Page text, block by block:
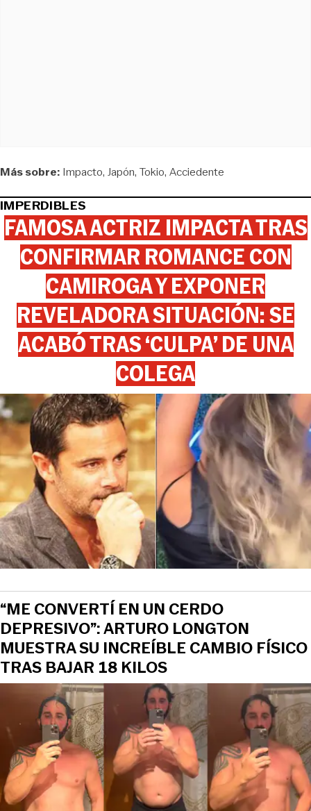
Más sobre: Impacto Japón Tokio Acciedente
IMPERDIBLES
FAMOSA ACTRIZ IMPACTA TRAS
CONFIRMAR ROMANCE CON
CAMIROGA Y EXPONER
REVELADORA SITUACIÓN: SE
ACABÓ TRAS ‘CULPA’ DE UNA
COLEGA
“ME CONVERTÍ EN UN CERDO
DEPRESIVO”: ARTURO LONGTON
MUESTRA SU INCREÍBLE CAMBIO FÍSICO
TRAS BAJAR 18 KILOS